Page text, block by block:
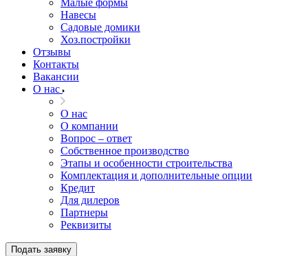
Малые формы
Навесы
Садовые домики
Хоз.постройки
Отзывы
Контакты
Вакансии
О нас
О нас
О компании
Вопрос – ответ
Собственное производство
Этапы и особенности строительства
Комплектация и дополнительные опции
Кредит
Для дилеров
Партнеры
Реквизиты
Подать заявку